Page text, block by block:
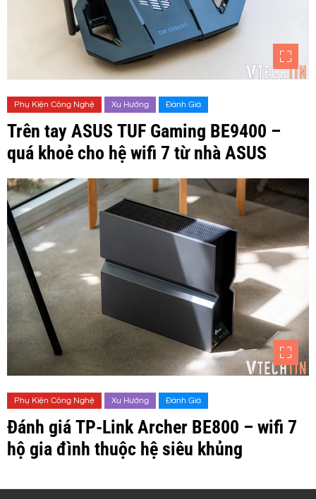
Phụ Kiện Công Nghệ Xu Hướng Đánh Giá
Trên tay ASUS TUF Gaming BE9400 –
quá khoẻ cho hệ wifi 7 từ nhà ASUS
Phụ Kiện Công Nghệ Xu Hướng Đánh Giá
Đánh giá TP-Link Archer BE800 – wifi 7
hộ gia đình thuộc hệ siêu khủng